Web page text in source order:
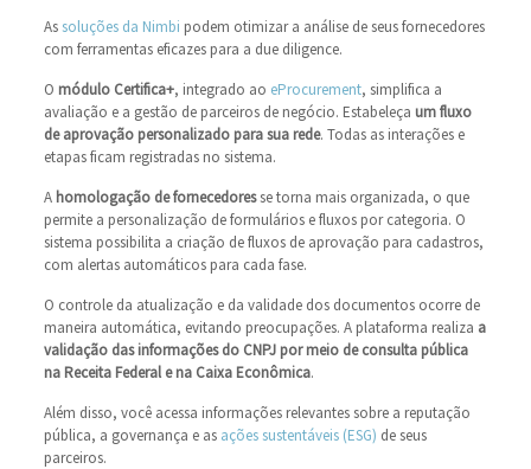
As soluções da Nimbi podem otimizar a análise de seus fornecedores
com ferramentas eficazes para a due diligence.
O módulo Certifica+, integrado ao eProcurement, simplifica a
avaliação e a gestão de parceiros de negócio. Estabeleça um fluxo
de aprovação personalizado para sua rede. Todas as interações e
etapas ficam registradas no sistema.
A homologação de fornecedoresse torna mais organizada, o que
permite a personalização de formulários e fluxos por categoria. O
sistema possibilita a criação de fluxos de aprovação para cadastros,
com alertas automáticos para cada fase.
O controle da atualização e da validade dos documentos ocorre de
maneira automática, evitando preocupações. A plataforma realiza a
validação das informações do CNPJ por meio de consulta pública
na Receita Federal e na Caixa Econômica.
Além disso, você acessa informações relevantes sobre a reputação
pública, a governança e as ações sustentáveis (ESG) de seus
parceiros.